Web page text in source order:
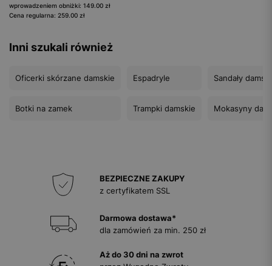
wprowadzeniem obniżki: 149.00 zł
Cena regularna: 259.00 zł
Inni szukali również
Oficerki skórzane damskie
Botki na zamek
Espadryle
Trampki damskie
Sandały
Mokasyny
BEZPIECZNE ZAKUPY
z certyfikatem SSL
Darmowa dostawa*
dla zamówień za min. 250 zł
Aż do 30 dni na zwrot